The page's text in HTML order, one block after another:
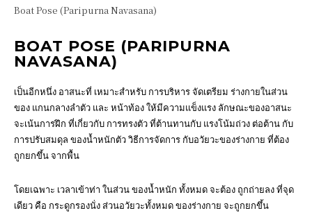
Boat Pose (Paripurna Navasana)
BOAT POSE (PARIPURNA
NAVASANA)
เป็นอีกหนึ่ง อาสนะที่ เหมาะสำหรับ การบริหาร จัดเตรียม ร่างกายในส่วน
ของ แกนกลางลำตัว และ หน้าท้อง ให้มีความแข็งแรง ลักษณะของอาสนะ
จะเน้นการฝึก ที่เกี่ยวกับ การทรงตัว ที่ต้านทานกับ แรงโน้มถ่วง ต่อต้าน กับ
การปรับสมดุล ของน้ำหนักตัว วิธีการจัดการ กับอวัยวะของร่างกาย ที่ต้อง
ถูกยกขึ้น จากพื้น
โดยเฉพาะ เวลาเข้าท่า ในส่วน ของน้ำหนัก ทั้งหมด จะต้อง ถูกถ่ายลง ที่จุด
เดียว คือ กระดูกรองนั่ง ส่วนอวัยวะทั้งหมด ของร่างกาย จะถูกยกขึ้น